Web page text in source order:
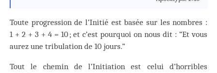
Toute progression de l’Initié est basée sur les nombres :
1 + 2 + 3 + 4 = 10 ; et c’est pourquoi on nous dit : “Et vous
aurez une tribulation de 10 jours.”
Tout le chemin de l’Initiation est celui d’horribles